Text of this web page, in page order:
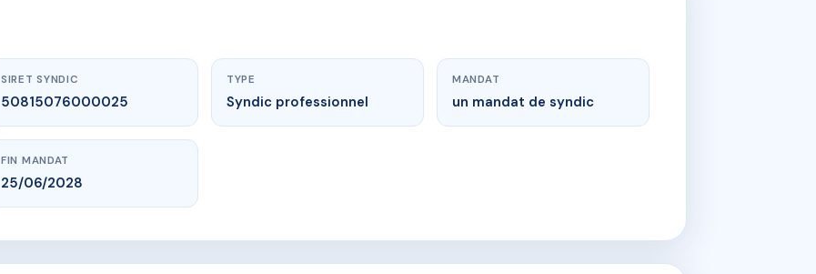
SIRET SYNDIC
50815076000025
TYPE
Syndic professionnel
MANDAT
un mandat de syndic
FIN MANDAT
25/06/2028